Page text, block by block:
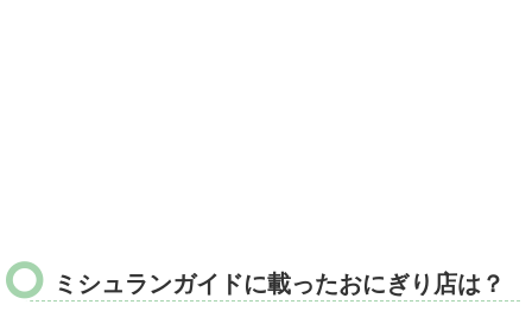
ミシュランガイドに載ったおにぎり店は？